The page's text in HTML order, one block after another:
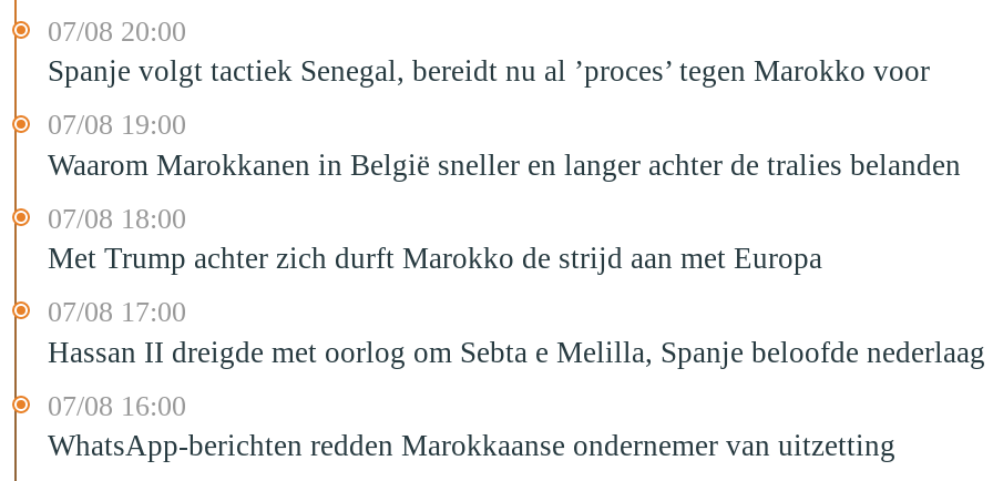
07/08 20:00
Spanje volgt tactiek Senegal, bereidt nu al ’proces’ tegen Marokko voor
07/08 19:00
Waarom Marokkanen in België sneller en langer achter de tralies belanden
07/08 18:00
Met Trump achter zich durft Marokko de strijd aan met Europa
07/08 17:00
Hassan II dreigde met oorlog om Sebta e Melilla, Spanje beloofde nederlaag
07/08 16:00
WhatsApp-berichten redden Marokkaanse ondernemer van uitzetting